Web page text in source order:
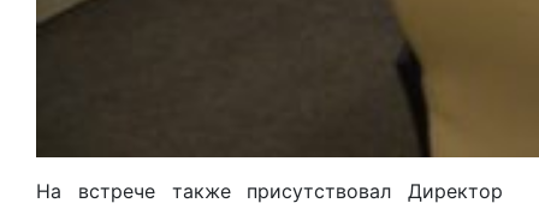
На встрече также присутствовал Директор